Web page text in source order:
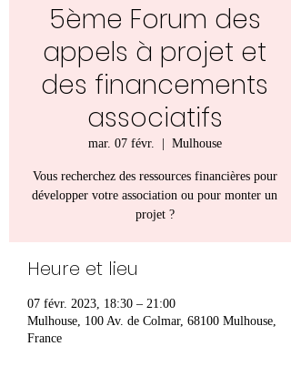
5ème Forum des
appels à projet et
des financements
associatifs
mar. 07 févr.
  |
Mulhouse
Vous recherchez des ressources financières pour
développer votre association ou pour monter un
projet ?
Heure et lieu
07 févr. 2023, 18:30 – 21:00
Mulhouse, 100 Av. de Colmar, 68100 Mulhouse,
France